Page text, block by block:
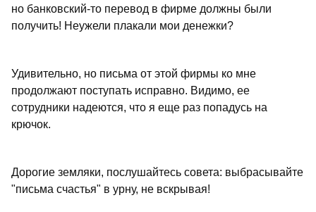
но банковский-то перевод в фирме должны были
получить! Неужели плакали мои денежки?
Удивительно, но письма от этой фирмы ко мне
продолжают поступать исправно. Видимо, ее
сотрудники надеются, что я еще раз попадусь на
крючок.
Дорогие земляки, послушайтесь совета: выбрасывайте
"письма счастья" в урну, не вскрывая!